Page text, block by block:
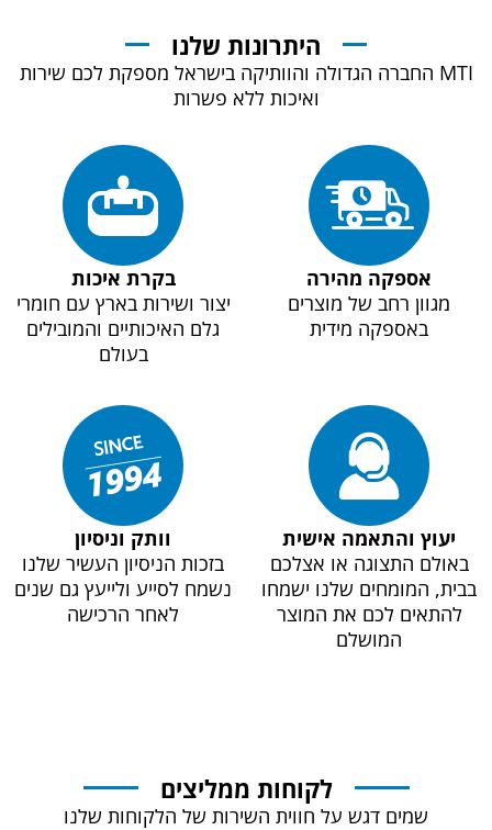
היתרונות שלנו
MTI החברה הגדולה והוותיקה בישראל מספקת לכם שירות
ואיכות ללא פשרות
אספקה מהירה
מגוון רחב של מוצרים
באספקה מידית
בקרת איכות
יצור ושירות בארץ עם חומרי
גלם האיכותיים והמובילים
בעולם
יעוץ והתאמה אישית
באולם התצוגה או אצלכם
בבית, המומחים שלנו ישמחו
להתאים לכם את המוצר
המושלם
וותק וניסיון
בזכות הניסיון העשיר שלנו
נשמח לסייע ולייעץ גם שנים
לאחר הרכישה
לקוחות ממליצים
שמים דגש על חווית השירות של הלקוחות שלנו